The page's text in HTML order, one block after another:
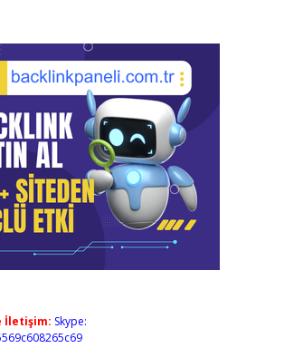
İletişim: Skype: